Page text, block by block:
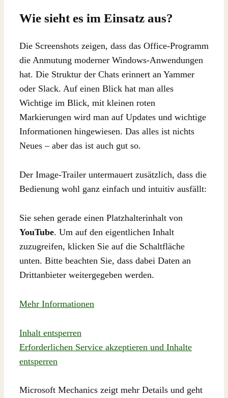
Wie sieht es im Einsatz aus?
Die Screenshots zeigen, dass das Office-Programm
die Anmutung moderner Windows-Anwendungen
hat. Die Struktur der Chats erinnert an Yammer
oder Slack. Auf einen Blick hat man alles
Wichtige im Blick, mit kleinen roten
Markierungen wird man auf Updates und wichtige
Informationen hingewiesen. Das alles ist nichts
Neues – aber das ist auch gut so.
Der Image-Trailer untermauert zusätzlich, dass die
Bedienung wohl ganz einfach und intuitiv ausfällt:
Sie sehen gerade einen Platzhalterinhalt von
YouTube. Um auf den eigentlichen Inhalt
zuzugreifen, klicken Sie auf die Schaltfläche
unten. Bitte beachten Sie, dass dabei Daten an
Drittanbieter weitergegeben werden.
Mehr Informationen
Inhalt entsperren
Erforderlichen Service akzeptieren und Inhalte
entsperren
Microsoft Mechanics zeigt mehr Details und geht